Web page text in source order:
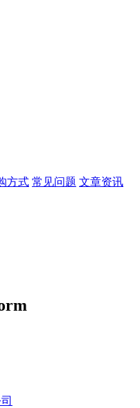
方式 常见问题 文章资讯